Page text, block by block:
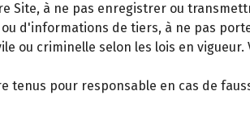
Site, à ne pas enregistrer ou
d'informations de tiers, à ne pas
ou criminelle selon les lois en
tenus pour responsable en cas de